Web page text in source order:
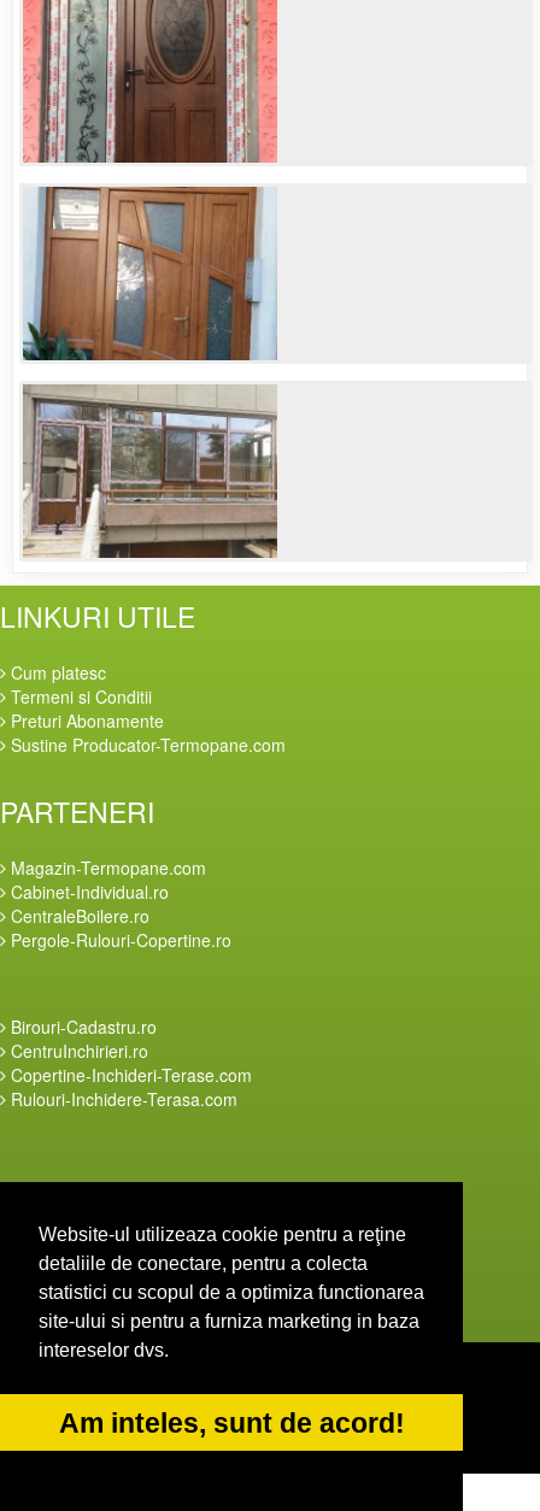
Website-ul utilizeaza cookie pentru a reţine
detaliile de conectare, pentru a colecta
statistici cu scopul de a optimiza functionarea
site-ului si pentru a furniza marketing in baza
intereselor dvs.
Am inteles, sunt de acord!
LINKURI UTILE
Cum platesc
Termeni si Conditii
Preturi Abonamente
Sustine Producator-Termopane.com
PARTENERI
Magazin-Termopane.com
Cabinet-Individual.ro
CentraleBoilere.ro
Pergole-Rulouri-Copertine.ro
Birouri-Cadastru.ro
CentruInchirieri.ro
Copertine-Inchideri-Terase.com
Rulouri-Inchidere-Terasa.com
ConstructiiHaleMetalice.ro
Inchidere-Terasa.com
InstalatiiSolare.com
NonStopDeschis.ro
© 2014-2026-ANPC SOL
b